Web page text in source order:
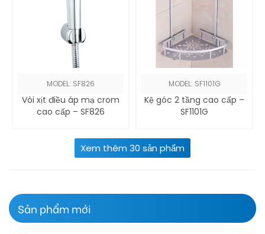
MODEL: SF826
Vòi xịt điều áp mạ crom
cao cấp – SF826
MODEL: SF1101G
Kệ góc 2 tầng cao cấp –
SF1101G
Xem thêm 30 sản phẩm
Sản phẩm mới